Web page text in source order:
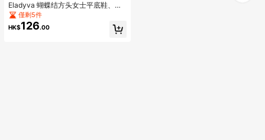
Eladyva 蝴蝶结方头女士平底鞋、针
织休闲鞋、大码休闲芭蕾舞鞋、夏季
舒适芭蕾舞鞋、妈妈们的套脚休闲
鞋、百搭春季鞋、波西米亚风黄色、
僅剩5件
HK$126.00